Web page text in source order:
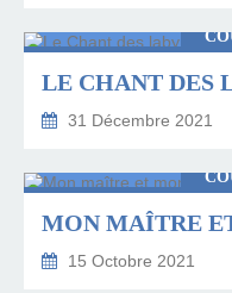
31 Décembre 2021
15 Octobre 2021